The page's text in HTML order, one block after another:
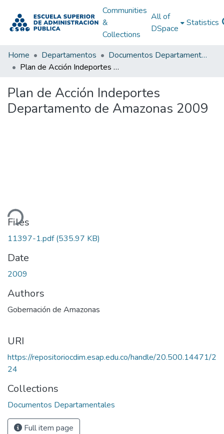
Communities
&
Collections
All of
DSpace
Statistics
Home Departamentos
Documentos Departamentales
Plan de Acción Indeportes Departamento de Amazonas 2009
Plan de Acción Indeportes
Departamento de Amazonas 2009
Files
11397-1.pdf(535.97 KB)
Date
2009
Authors
Gobernación de Amazonas
URI
https://repositoriocdim.esap.edu.co/handle/20.500.14471/2
24
Collections
Documentos Departamentales
Full item page